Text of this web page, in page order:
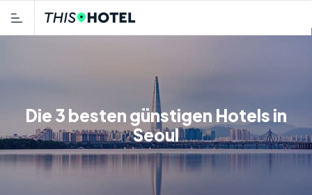
Die 3 besten günstigen Hotels in
Seoul